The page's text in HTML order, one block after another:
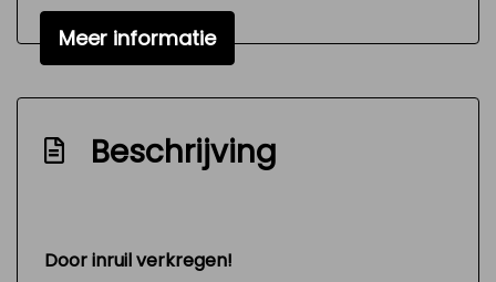
Zeer mooie en technisch goed
onderhouden auto
Interieur
Airco
Stuurbekrachtiging
Meer informatie
Beschrijving
Door inruil verkregen!